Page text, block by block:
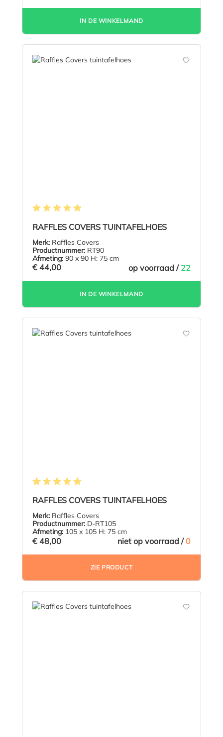
IN DE WINKELMAND
RAFFLES COVERS TUINTAFELHOES
Merk: Raffles Covers
Productnummer: RT90
Afmeting: 90 x 90 H: 75 cm
€ 44,00 op voorraad / 22
IN DE WINKELMAND
RAFFLES COVERS TUINTAFELHOES
Merk: Raffles Covers
Productnummer: D-RT105
Afmeting: 105 x 105 H: 75 cm
€ 48,00 niet op voorraad /0
ZIE PRODUCT